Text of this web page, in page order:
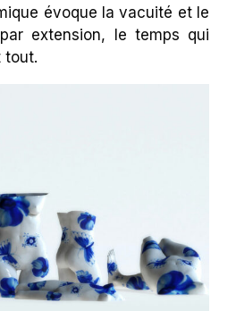
évoque la vacuité et le
extension, le temps qui
tout.